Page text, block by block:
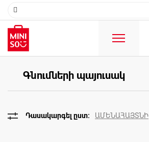
Գնումների պայուսակ
ԱՄԵՆԱՀԱՅՏՆԻ